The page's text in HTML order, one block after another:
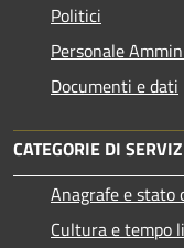
Politici
Personale
Documenti e dati
CATEGORIE DI
Anagrafe e stato
Cultura e tempo